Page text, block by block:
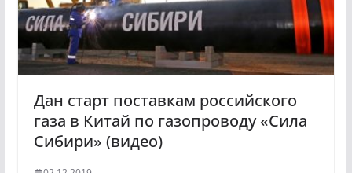
Дан старт поставкам российского
газа в Китай по газопроводу «Сила
Сибири» (видео)